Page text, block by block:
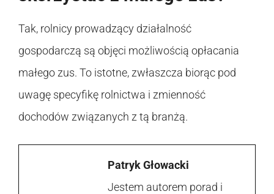
Tak, rolnicy prowadzący działalność
gospodarczą są objęci możliwością opłacania
małego zus. To istotne, zwłaszcza biorąc pod
uwagę specyfikę rolnictwa i zmienność
dochodów związanych z tą branżą.
Patryk Głowacki
Jestem autorem porad i